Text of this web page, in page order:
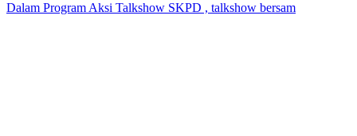
Dalam Program Aksi Talkshow SKPD , talkshow bersam